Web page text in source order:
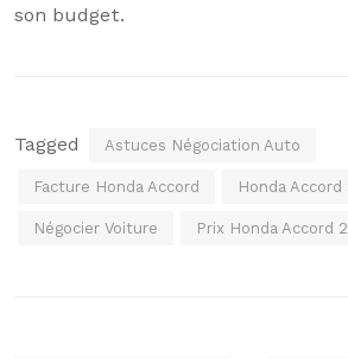
son budget.
Tagged Astuces Négociation Auto
Facture Honda Accord Honda Accord
Négocier Voiture Prix Honda Accord